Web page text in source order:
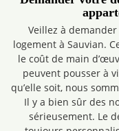
Veillez à
logement à Sauvian.
le coût de main
peuvent pousser à
qu’elle soit, nous
Il y a bien sûr des
sérieusement. Le